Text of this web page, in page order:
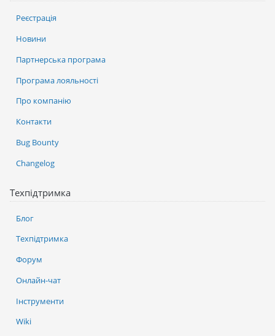
Реєстрація
Новини
Партнерська програма
Програма лояльності
Про компанію
Контакти
Bug Bounty
Changelog
Техпідтримка
Блог
Техпідтримка
Форум
Онлайн-чат
Інструменти
Wiki